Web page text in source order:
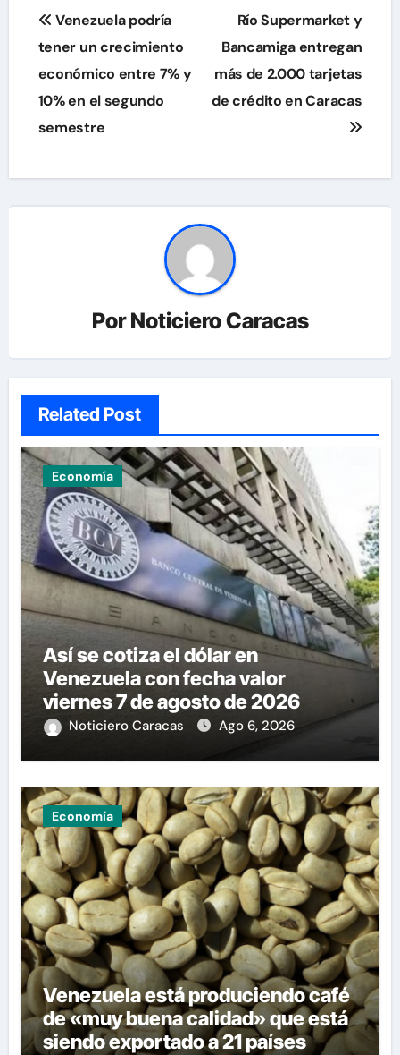
Navegación
de
entradas
Venezuela podría
tener un crecimiento
económico entre 7% y
10% en el segundo
semestre
Río Supermarket y
Bancamiga entregan
más de 2.000 tarjetas
de crédito en Caracas
PorNoticiero Caracas
Related Post
Economía
Así se cotiza el dólar en
Venezuela con fecha valor
viernes 7 de agosto de 2026
Noticiero Caracas Ago 6, 2026
Economía
Venezuela está produciendo café
de «muy buena calidad» que está
siendo exportado a 21 países